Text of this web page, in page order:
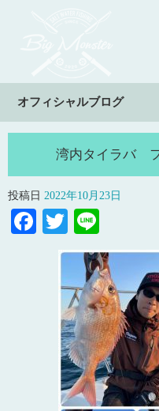
オフィシャルブログ
湾内タイラバ
投稿日 2022年10月23日
Facebook
Twitter